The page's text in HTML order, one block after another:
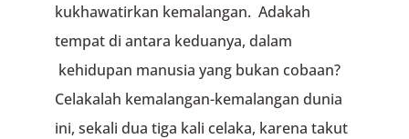
kukhawatirkan kemalangan. Adakah
tempat di antara keduanya, dalam
kehidupan manusia yang bukan cobaan?
Celakalah kemalangan-kemalangan dunia
ini, sekali dua tiga kali celaka, karena takut